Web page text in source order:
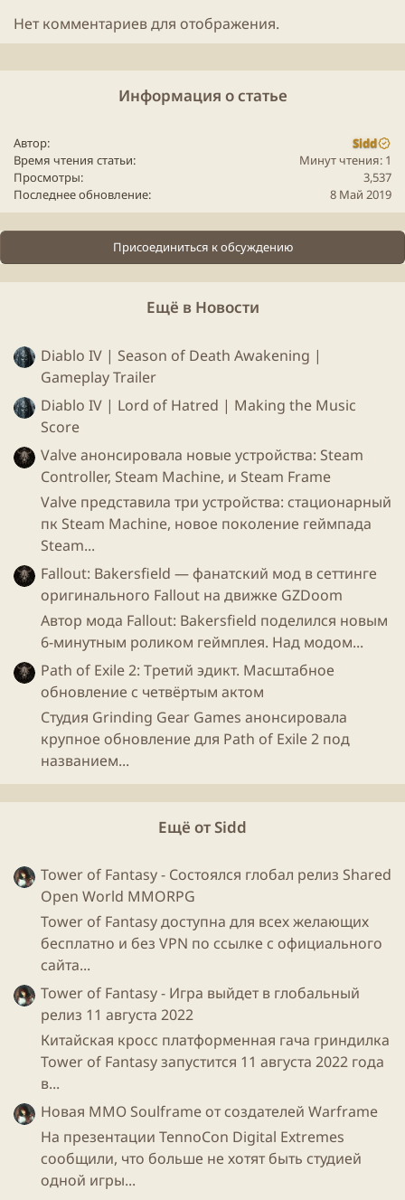
Глубоко в джунглях Грозной лощины лежат руины древней
цивилизации, скрытые за зеленью и спутанными лозами.
Но здесь таятся не только ветхие постройки и богатая
Так же добавлены новые функции:
сопартийцев дляигры, при этом не добавляя
никого в друзья.
Избежать игрока- функция позволит
добавить игрока после матча в черный список,
чтобы более не сталкиваться с ним в
сражениях.
Испытание тренера- вас поместят в команду с
более низким рангом, и послеигрыкоманда
сможет оценить вашу помощь, повышая
рейтинг тренера, позволив вам зарабатывать
новые разряды, а так же очки боевого
Выбор лучшего игрока- послеигрыкаждый
игрок сможет выбрать своего претендента из
победившей команды на роль лучшего игрока.
и полагающиеся за них боевые очки.
Кроме всего прочего будут доступны стандартные
функции боевого пропуска:
Удвоение рейтинга
Перековка наград
Ставки
Ролевой рейтинг
Голосование заArcana
Благодарности об игре
Компендиум
The International
Treasure
Новый ландшафт (160 уровень)
Престижный предмет дляTiny (255 уровень)
Альтернативная личность
Нет комментариев для отображения.
Информация о статье
Автор
Sidd
Время чтения статьи
Минут чтения: 1
Просмотры
3,537
Последнее обновление
8 Май 2019
Присоединиться к обсуждению
Ещё в Новости
Diablo IV | Season of Death Awakening |
Gameplay Trailer
Diablo IV | Lord of Hatred | Making the Music
Score
Valve анонсировала новые устройства: Steam
Controller, Steam Machine, и Steam Frame
Valve представила три устройства: стационарный
пк Steam Machine, новое поколение геймпада
Steam...
Fallout: Bakersfield — фанатский мод в сеттинге
оригинального Fallout на движке GZDoom
Автор мода Fallout: Bakersfield поделился новым
6-минутным роликом геймплея. Над модом...
Path of Exile 2: Третий эдикт. Масштабное
обновление с четвёртым актом
Студия Grinding Gear Games анонсировала
крупное обновление для Path of Exile 2 под
названием...
Ещё от Sidd
Tower of Fantasy - Состоялся глобал релиз Shared
Open World MMORPG
Tower of Fantasy доступна для всех желающих
бесплатно и без VPN по ссылке с официального
сайта...
Tower of Fantasy - Игра выйдет в глобальный
релиз 11 августа 2022
Китайская кросс платформенная гача гриндилка
Tower of Fantasy запустится 11 августа 2022 года
в...
Новая ММО Soulframe от создателей Warframe
На презентации TennoCon Digital Extremes
сообщили, что больше не хотят быть студией
одной игры...